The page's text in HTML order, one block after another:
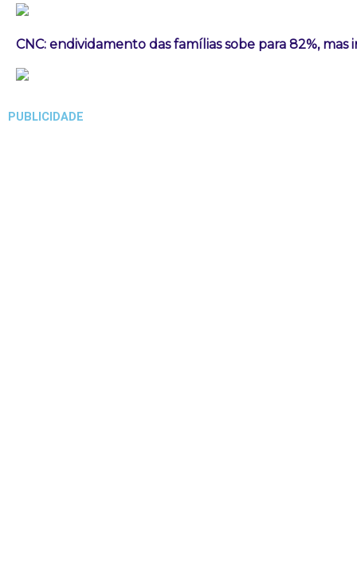
CNC: endividamento das famílias sobe para 82%, mas
PUBLICIDADE